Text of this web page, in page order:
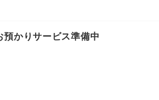
かりサービス準備中